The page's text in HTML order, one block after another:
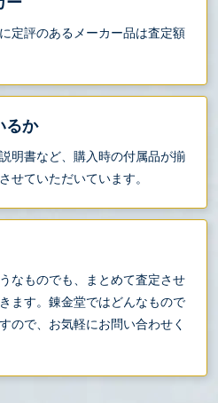
定評のあるメーカー品は査定額
るか
明書など、購入時の付属品が揃
せていただいています。
なものでも、まとめて査定させ
ます。錬金堂ではどんなもので
ので、お気軽にお問い合わせく